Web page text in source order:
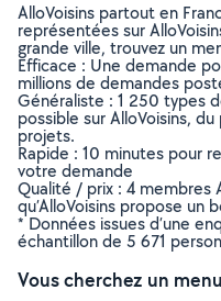
AlloVoisins partout en
représentées sur
grande ville, trouvez un
Efficace : Une demande
millions de demandes
Généraliste : 1 250 types
possible sur AlloVoisins,
projets.
Rapide : 10 minutes pour
votre demande
Qualité / prix : 4 membres
qu’AlloVoisins propose un
* Données issues d’une
échantillon de 5 671
Vous cherchez un